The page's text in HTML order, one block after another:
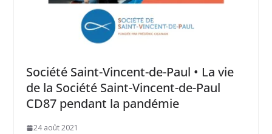
Société Saint-Vincent-de-Paul • La vie
de la Société Saint-Vincent-de-Paul
CD87 pendant la pandémie
24 août 2021